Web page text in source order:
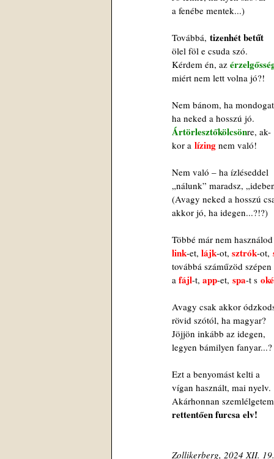
a fenébe mentek...)
Továbbá, tizenhét betűt
ölel föl e csuda szó.
Kérdem én, az
miért nem lett volna jó?!
Nem bánom, ha
ha neked a hosszú jó.
Ártörlesztőkölcsönre, ak-
kor a lízing nem való!
Nem való – ha ízléseddel
„nálunk” maradsz,
(Avagy neked a hosszú
akkor jó, ha idegen...?!?)
Többé már nem
link-et, lájk-ot, sztrók-ot,
továbbá száműzöd szépen
a fájl-t, app-et, spa-t s oké
Avagy csak akkor
rövid szótól, ha magyar?
Jöjjön inkább az idegen,
legyen bámilyen fanyar...?
Ezt a benyomást kelti a
vígan használt, mai nyelv.
Akárhonnan
rettentően furcsa elv!
Zollikerberg, 2024 XII. 19.